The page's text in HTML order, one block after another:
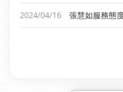
2024/04/16
張慧如服務態